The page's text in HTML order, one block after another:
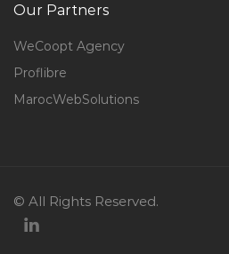
Our Partners
WeCoopt Agency
Proflibre
MarocWebSolutions
© All Rights Reserved.